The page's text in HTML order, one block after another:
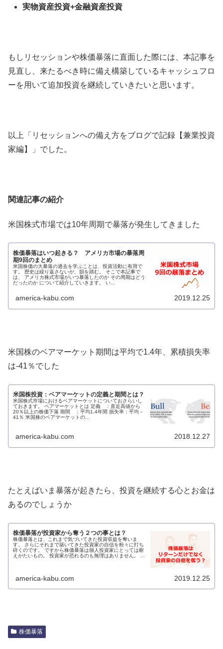
実物資産投資+金融資産投資
もしリセッションや株価暴落に直面した際には、本記事を
見直し、来たるべき時に備え構築しているキャッシュフロ
ーを用いて追加投資を継続していきたいと思います。
以上「リセッションへの備え方をブログで記録【兼業投資
家編】」でした。
関連記事の紹介
米国株式市場では10年周期で暴落が発生してきました
株価暴落はいつ起きる？ アメリカ市場の暴落周
期9回のまとめ
米国株価の大暴落の過去を学ぶことは、投資活動に有用で
す。 歴史は繰り返さないが、韻を踏む。 そこで本記事で
は、 アメリカ株式市場がいつ暴落したのか その周期はどう
だったのか について紹介していきます。 い...
america-kabu.com 2019.12.25
米国株のベアマーケット期間は平均で1.4年、累積損失率
は-41％でした
米国株投資：ベアマーケットの定義と期間とは？
米国株式市場におけるベアマーケットについておさらいし
ておきます。 ベアマーケットとは 定義 ：直近高値から
20％以上の株価下落 期間 ：平均1.4年間 損失率：平均－
41％ 米国株のベアマーケットの...
america-kabu.com 2018.12.27
たとえばいま暴落が起きたら、投資を継続する心とお金は
あるのでしょうか
株価暴落が投資家から奪う２つの事とは？
株価暴落とは、これまで気づいてきた投資収益を奪いま
す。 さらにそれまで築いてきた投資家の自信を粉々に打ち
砕くのです。 ですから株価暴落は個人投資家にとっては耐
えがたいもの。 投資家が恐れるのも無理はありません。 ...
america-kabu.com 2019.12.25
株価暴落